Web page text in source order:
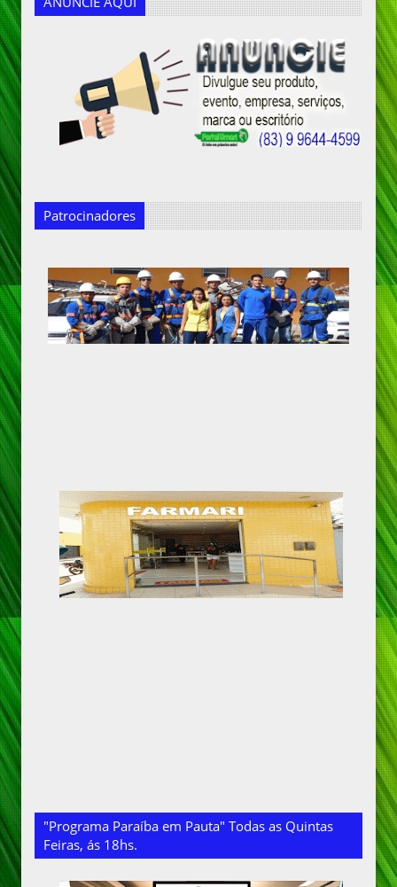
Patrocinadores
"Programa Paraíba em Pauta" Todas as Quintas
Feiras, ás 18hs.